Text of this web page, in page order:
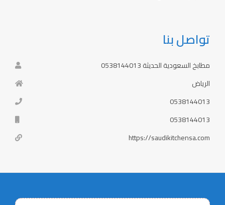
تواصل بنا
مطابخ السعودية الحديثة 0538144013
الرياض
0538144013
0538144013
https://saudikitchensa.com